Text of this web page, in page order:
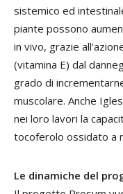
sistemico ed
piante possono
in vivo, grazie
(vitamina E) dal
grado di
muscolare. Anche
nei loro lavori la
tocoferolo ossidato a
Le dinamiche del